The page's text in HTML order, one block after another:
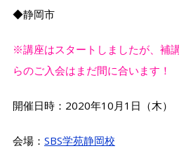
◆静岡市
※講座はスタートしましたが、補
らのご入会はまだ間に合います！
開催日時：2020年10月1日（木
会場： SBS学苑静岡校